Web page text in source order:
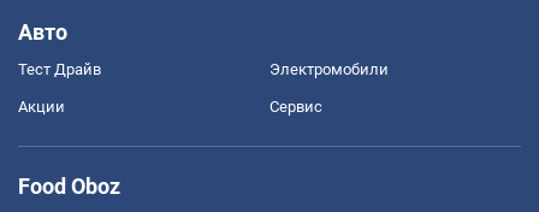
Авто
Тест Драйв Электромобили
Акции Сервис
Food Oboz